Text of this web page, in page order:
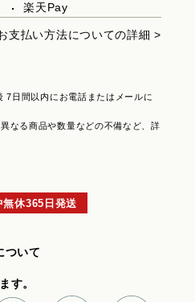
楽天Pay
支払い方法についての詳細 >
7日間以内にお電話またはメールに
なる商品や数量などの不備など、詳
無休365日発送
ついて
す。